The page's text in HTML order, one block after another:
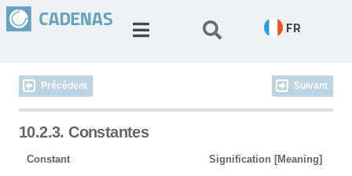
FR
Précédent Suivant
10.2.3. Constantes
Constant
Signification [Meaning]